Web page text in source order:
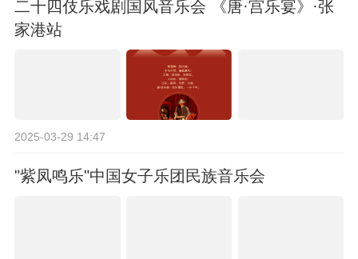
二十四伎乐戏剧国风音乐会 《唐·宫乐宴》·张
家港站
2025-03-29 14:47
"紫凤鸣乐"中国女子乐团民族音乐会